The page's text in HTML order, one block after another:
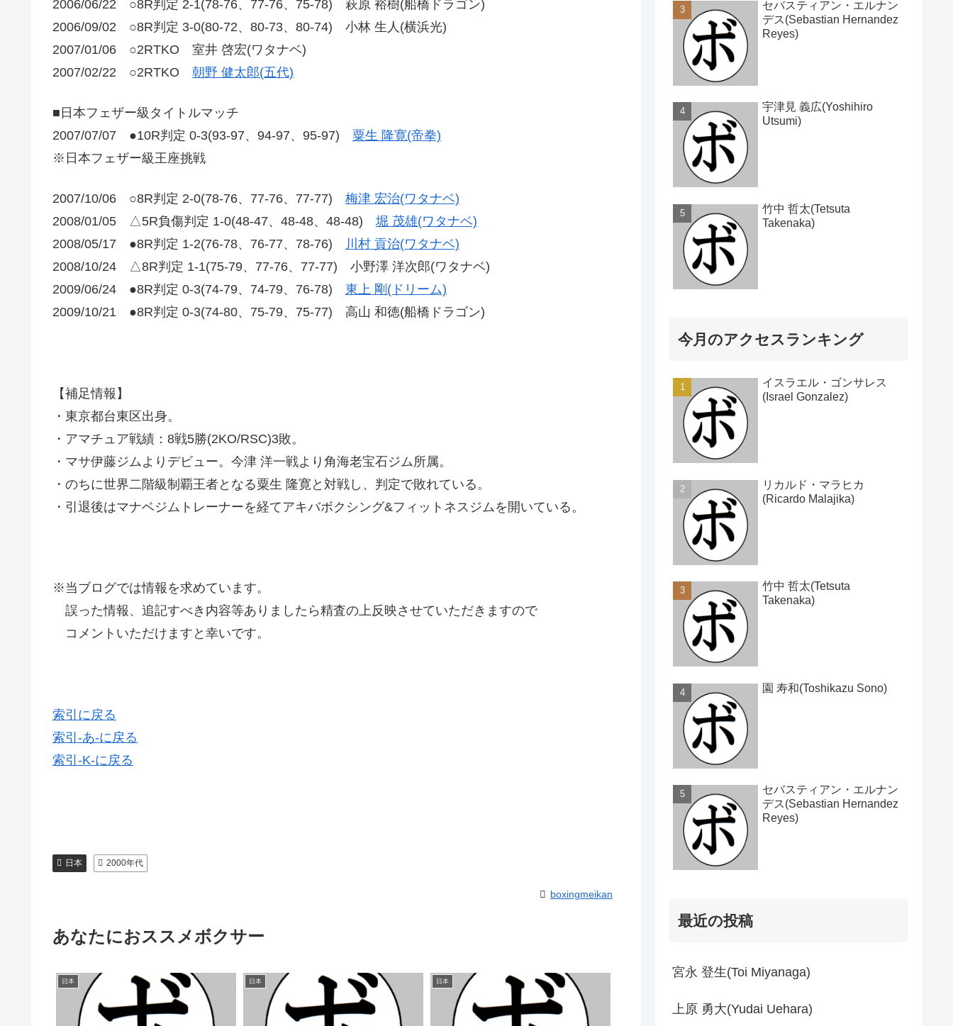
2006/06/22 ○8R判定 2-1(78-76、77-76、75-78) 萩原 裕樹(船橋ドラゴン)
2006/09/02 ○8R判定 3-0(80-72、80-73、80-74) 小林 生人(横浜光)
2007/01/06 ○2RTKO 室井 啓宏(ワタナベ)
2007/02/22 ○2RTKO 朝野 健太郎(五代)
■日本フェザー級タイトルマッチ
2007/07/07 ●10R判定 0-3(93-97、94-97、95-97) 粟生 隆寛(帝拳)
※日本フェザー級王座挑戦
2007/10/06 ○8R判定 2-0(78-76、77-76、77-77) 梅津 宏治(ワタナベ)
2008/01/05 △5R負傷判定 1-0(48-47、48-48、48-48) 堀 茂雄(ワタナベ)
2008/05/17 ●8R判定 1-2(76-78、76-77、78-76)
川村 貢治(ワタナベ)
2008/10/24 △8R判定 1-1(75-79、77-76、77-77) 小野澤 洋次郎(ワタナベ)
2009/06/24 ●8R判定 0-3(74-79、74-79、76-78) 東上 剛(ドリーム)
2009/10/21 ●8R判定 0-3(74-80、75-79、75-77) 高山 和徳(船橋ドラゴン)
【補足情報】
・東京都台東区出身。
・アマチュア戦績：8戦5勝(2KO/RSC)3敗。
・マサ伊藤ジムよりデビュー。今津 洋一戦より角海老宝石ジム所属。
・のちに世界二階級制覇王者となる粟生 隆寛と対戦し、判定で敗れている。
・引退後はマナベジムトレーナーを経てアキバボクシング&フィットネスジムを開いている。
※当ブログでは情報を求めています。
誤った情報、追記すべき内容等ありましたら精査の上反映させていただきますので
コメントいただけますと幸いです。
索引に戻る
索引-あ-に戻る
索引-K-に戻る
日本 2000年代
boxingmeikan
あなたにおススメボクサー
日本 日本 日本
セバスティアン・エルナン
デス(Sebastian Hernandez
Reyes)
宇津見 義広(Yoshihiro
Utsumi)
竹中 哲太(Tetsuta
Takenaka)
今月のアクセスランキング
イスラエル・ゴンサレス
(Israel Gonzalez)
リカルド・マラヒカ
(Ricardo Malajika)
竹中 哲太(Tetsuta
Takenaka)
園 寿和(Toshikazu Sono)
セバスティアン・エルナン
デス(Sebastian Hernandez
Reyes)
最近の投稿
宮永 登生(Toi Miyanaga)
上原 勇大(Yudai Uehara)